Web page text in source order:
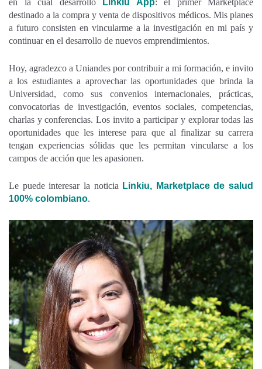
en la cual desarrollo
Linkiu App: el primer Marketplace
destinado a la compra y venta de dispositivos médicos. Mis planes
a futuro consisten en vincularme a la investigación en mi país y
continuar en el desarrollo de nuevos emprendimientos.
Hoy, agradezco a Uniandes por contribuir a mi formación, e invito
a los estudiantes a aprovechar las oportunidades que brinda la
Universidad, como sus convenios internacionales, prácticas,
convocatorias de investigación, eventos sociales, competencias,
charlas y conferencias. Los invito a participar y explorar todas las
oportunidades que les interese para que al finalizar su carrera
tengan experiencias sólidas que les permitan vincularse a los
campos de acción que les apasionen.
Le puede interesar la noticia Linkiu, Marketplace de salud
100% colombiano.